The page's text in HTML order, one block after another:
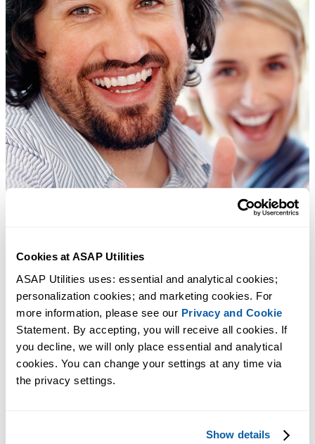
Cookies at ASAP Utilities
ASAP Utilities uses: essential and analytical cookies;
personalization cookies; and marketing cookies. For
more information, please see our Privacy and Cookie
Statement. By accepting, you will receive all cookies. If
you decline, we will only place essential and analytical
cookies. You can change your settings at any time via
the privacy settings.
Show details